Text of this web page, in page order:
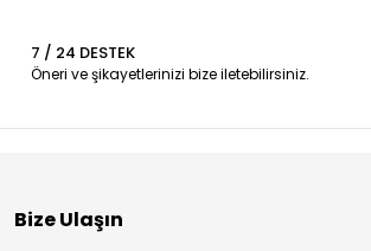
7 / 24 DESTEK
Öneri ve şikayetlerinizi bize iletebilirsiniz.
Bize Ulaşın